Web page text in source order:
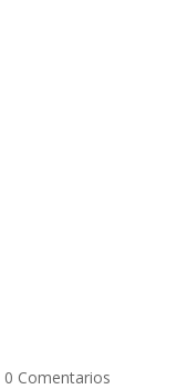
0 Comentarios